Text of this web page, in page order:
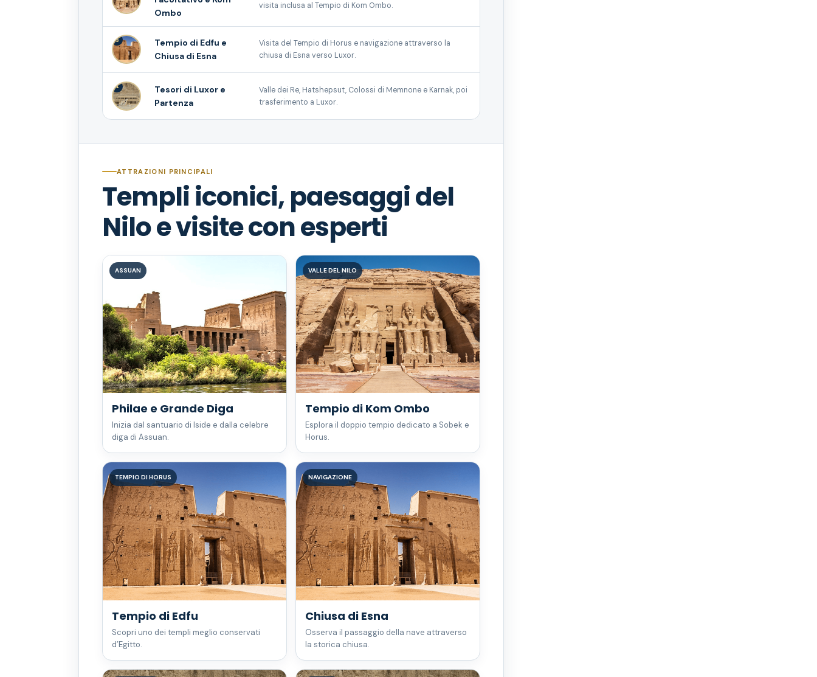
Ombo
visita inclusa al Tempio di Kom Ombo.
3
Tempio di Edfu e
Chiusa di Esna
Visita del Tempio di Horus e navigazione attraverso la
chiusa di Esna verso Luxor.
4
Tesori di Luxor e
Partenza
Valle dei Re, Hatshepsut, Colossi di Memnone e Karnak, poi
trasferimento a Luxor.
ATTRAZIONI PRINCIPALI
Templi iconici, paesaggi del
Nilo e visite con esperti
ASSUAN
Philae e Grande Diga
Inizia dal santuario di Iside e dalla celebre
diga di Assuan.
VALLE DEL NILO
Tempio di Kom Ombo
Esplora il doppio tempio dedicato a Sobek e
Horus.
TEMPIO DI HORUS
Tempio di Edfu
Scopri uno dei templi meglio conservati
d’Egitto.
NAVIGAZIONE
Chiusa di Esna
Osserva il passaggio della nave attraverso
la storica chiusa.